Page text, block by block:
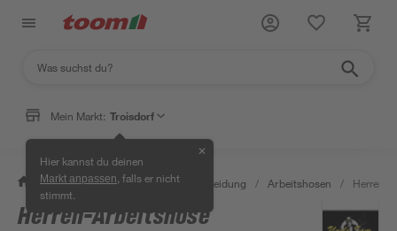
Mein Markt: Troisdorf
Hier kannst du deinen
Markt anpassen , falls er nicht
stimmt.
✕
/ Bauen & Renovieren / Arbeitskleidung / Arbeitshosen / Herren-
Herren-Arbeitshose